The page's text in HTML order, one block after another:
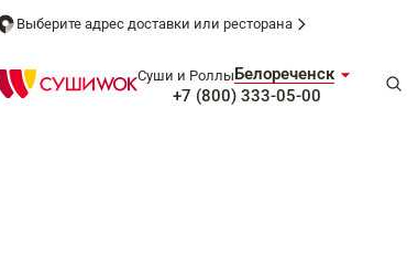
Выберите адрес доставки или ресторана
Суши и РоллыБелореченск
+7 (800) 333-05-00